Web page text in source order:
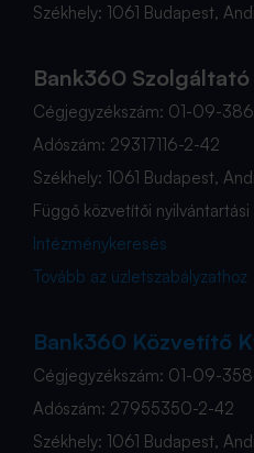
Székhely: 1061 Budapest,
Bank360 Szolgáltató
Cégjegyzékszám: 01-09-
Adószám: 29317116-2-42
Székhely: 1061 Budapest,
Függő közvetítői
Intézménykeresés
Tovább az üzletszabályzathoz
Bank360 Közvetítő
Cégjegyzékszám: 01-09-
Adószám: 27955350-2-42
Székhely: 1061 Budapest,